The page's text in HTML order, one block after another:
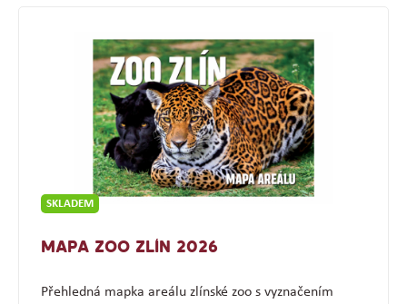
SKLADEM
MAPA ZOO ZLÍN 2026
Přehledná mapka areálu zlínské zoo s vyznačením